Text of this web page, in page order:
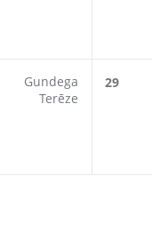
Gundega
Terēze
29